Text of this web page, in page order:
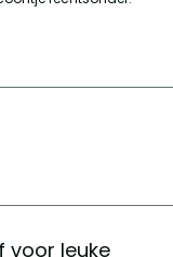
voor leuke